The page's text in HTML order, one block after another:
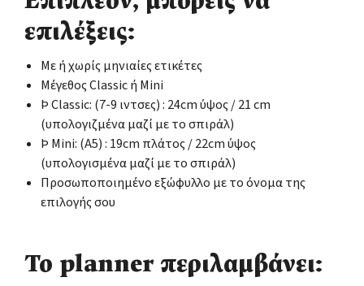
επιλέξεις:
Με ή χωρίς μηνιαίες ετικέτες
Μέγεθος Classic ή Mini
Þ Classic: (7-9 ιντσες) : 24cm ύψος / 21 cm
(υπολογιζμένα μαζί με το σπιράλ)
Þ Mini: (Α5) : 19cm πλάτος / 22cm ύψος
(υπολογισμένα μαζί με το σπιράλ)
Προσωποποιημένο εξώφυλλο με το όνομα της
επιλογής σου
Το planner περιλαμβάνει: